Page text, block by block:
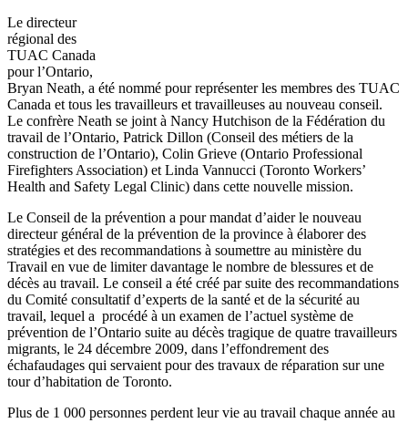
Le directeur
régional des
TUAC Canada
pourl’Ontario,
Bryan Neath, a été nommé pourreprésenterles membres des TUAC
Canada et tous les travailleurs et travailleuses au nouveau conseil.
Le confrère Neath se joint à Nancy Hutchison de la Fédération du
travail de l’Ontario, Patrick Dillon (Conseil des métiers de la
construction de l’Ontario), Colin Grieve (Ontario Professional
Firefighters Association) et Linda Vannucci (Toronto Workers’
Health and Safety Legal Clinic) dans cette nouvelle mission.
Le Conseil de la prévention a pourmandat d’aiderle nouveau
directeur général de la prévention de la province à élaborerdes
stratégies et des recommandations à soumettre au ministère du
Travail en vue de limiterdavantage le nombre de blessures et de
décès au travail. Le conseil a été créé par suite des recommandations
du Comité consultatif d’experts de la santé et de la sécurité au
travail, lequel a procédé à un examen de l’actuel système de
prévention de l’Ontario suite au décès tragique de quatre travailleurs
migrants, le 24 décembre 2009, dans l’effondrement des
échafaudages qui servaient pour des travaux de réparation sur une
tourd’habitation de Toronto.
Plus de 1 000 personnes perdent leurvie au travail chaque année au